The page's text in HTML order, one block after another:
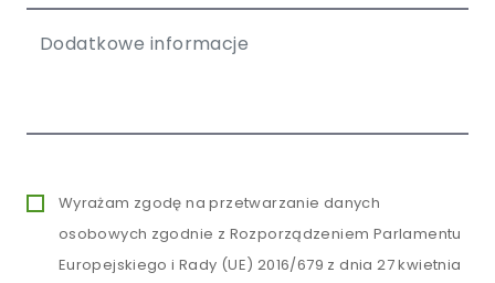
Wyrażam zgodę na przetwarzanie danych
osobowych zgodnie z Rozporządzeniem Parlamentu
Europejskiego i Rady (UE) 2016/679 z dnia 27 kwietnia